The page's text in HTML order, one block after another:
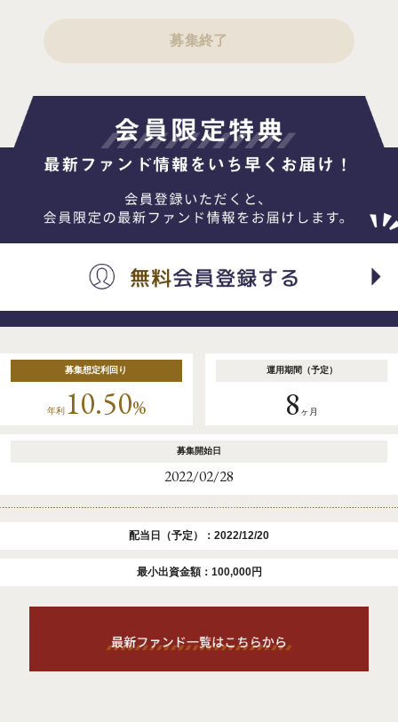
募集終了
募集想定利回り
年利10.50%
運用期間（予定）
8 ヶ月
募集開始日
2022/02/28
配当日（予定）：2022/12/20
最小出資金額：100,000円